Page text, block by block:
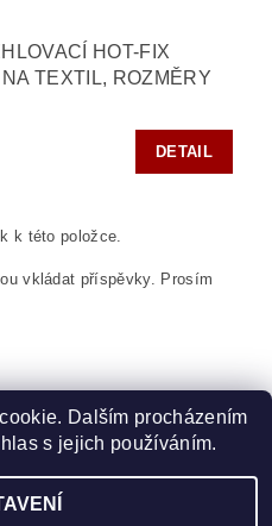
HOT-FIX
TEXTIL, ROZMĚRY
DETAIL
k této položce.
vkládat příspěvky. Prosím
| Crystalstyle.cz
Dalším procházením
s jejich používáním.